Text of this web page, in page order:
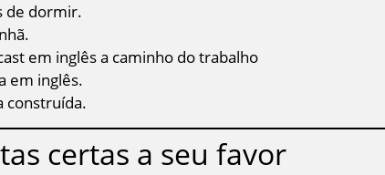
de dormir.
em inglês a caminho do trabalho
em inglês.
construída.
certas a seu favor